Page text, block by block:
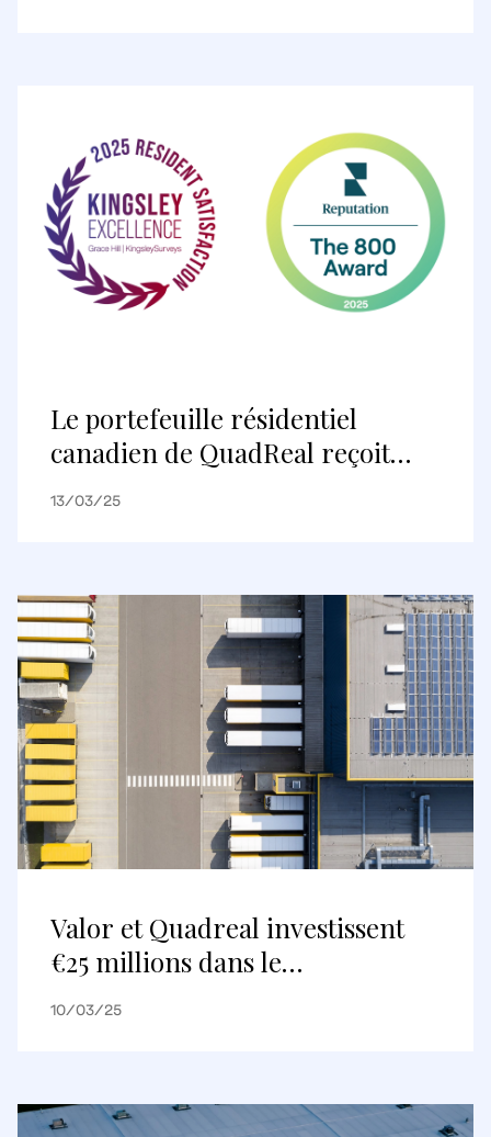
Le portefeuille résidentiel
canadien de QuadReal reçoit
plusieurs prix pour la
13/03/25
Valor et Quadreal investissent
€25 millions dans le
développement d’un parc
à €250 millions
10/03/25